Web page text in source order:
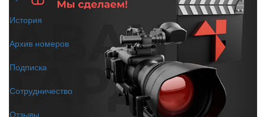
История
Архив номеров
Подписка
Сотрудничество
Отзывы